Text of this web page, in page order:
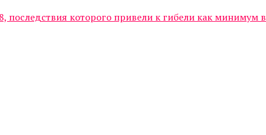
которого привели к гибели как минимум